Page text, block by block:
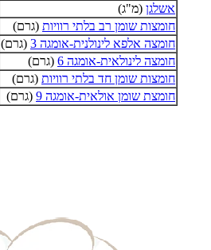
אשלגן (מ"ג)
חומצות שומן רב בלתי רוויות (גרם)
חומצה אלפא לינולנית-אומגה 3
(גרם)
חומצה לינולאית-אומגה 6
(גרם)
חומצות שומן חד בלתי רוויות (גרם)
חומצת שומן אולאית-אומגה 9
(גרם)